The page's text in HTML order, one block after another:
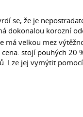
se, že je
dokonalou korozní
má velkou mez
stojí pouhých 20
Lze jej vymýtit pomocí